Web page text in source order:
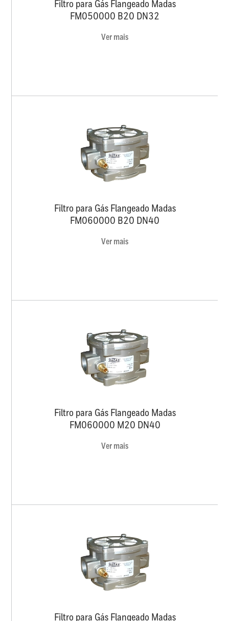
Filtro para Gás Flangeado Madas
FM050000 B20 DN32
Ver mais
Filtro para Gás Flangeado Madas
FM060000 B20 DN40
Ver mais
Filtro para Gás Flangeado Madas
FM060000 M20 DN40
Ver mais
Filtro para Gás Flangeado Madas